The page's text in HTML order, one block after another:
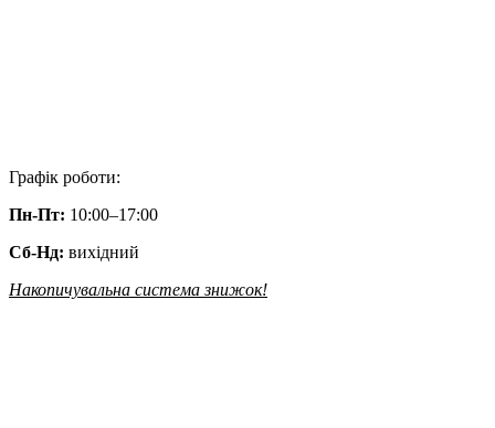
Графік роботи:
Пн-Пт: 10:00–17:00
Сб-Нд: вихідний
Накопичувальна система знижок!